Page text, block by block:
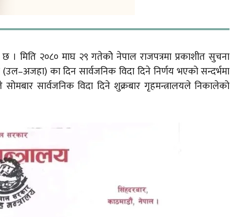
। मिति २०८० माघ २९ गतेकोे नेपाल राजपत्रमा प्रकाशीत सुचना
का दिन सार्वजनिक विदा दिने निर्णय भएको सन्दर्भमा
सार्वजनिक विदा दिने शुक्रबार गृहमन्त्रालयले निकालेको